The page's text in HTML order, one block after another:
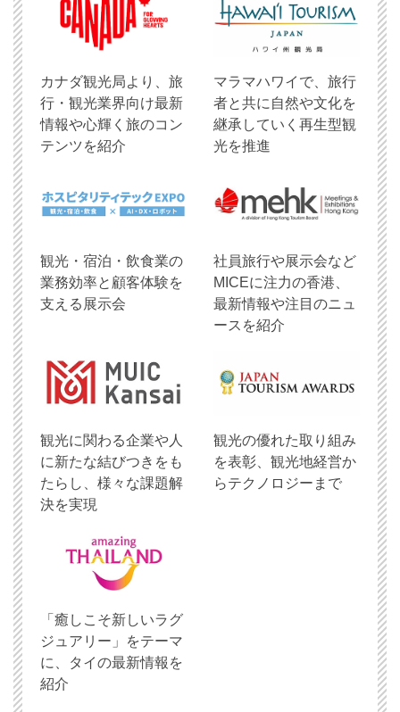
​カナダ観光局より、旅
行・観光業界向け最新
情報や心輝く旅のコン
テンツを紹介
マラマハワイで、旅行
者と共に自然や文化を
継承していく再生型観
光を推進
観光・宿泊・飲食業の
業務効率と顧客体験を
支える展示会
社員旅行や展示会など
MICEに注力の香港、
最新情報や注目のニュ
ースを紹介
観光に関わる企業や人
に新たな結びつきをも
たらし、様々な課題解
決を実現
観光の優れた取り組み
を表彰、観光地経営か
らテクノロジーまで
「癒しこそ新しいラグ
ジュアリー」をテーマ
に、タイの最新情報を
紹介